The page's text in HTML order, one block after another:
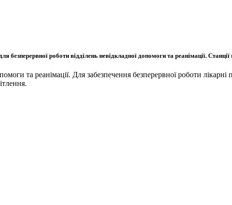
безперервної роботи відділень невідкладної допомоги та реанімації.
та реанімації. Для забезпечення безперервної роботи